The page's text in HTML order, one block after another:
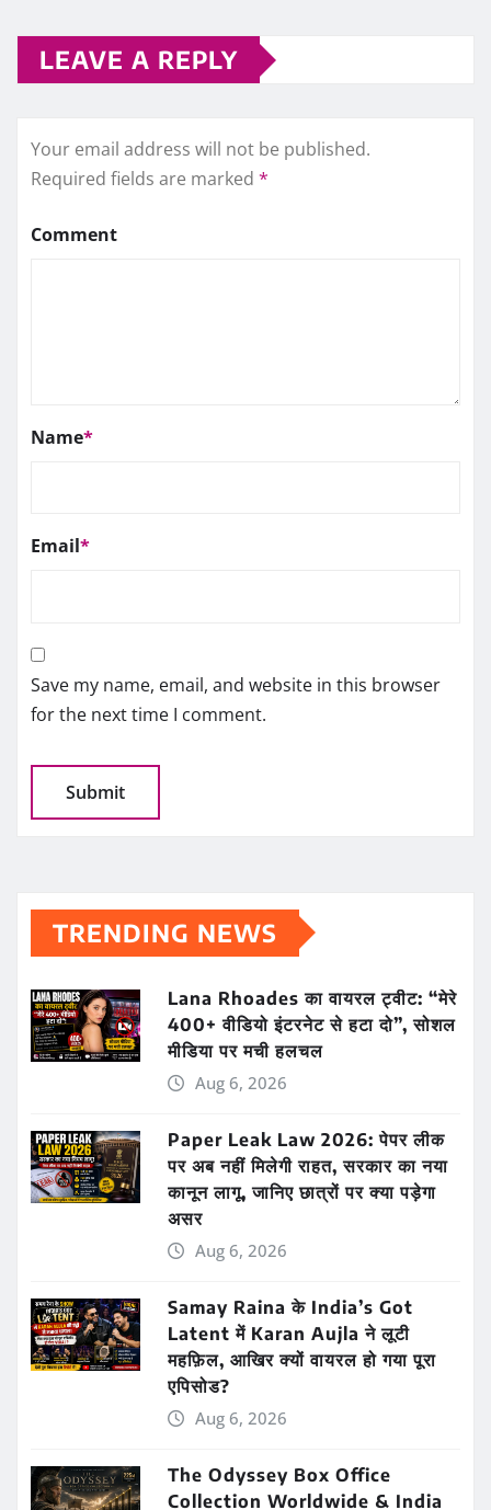
LEAVE A REPLY
Your email address will not be published.
Required fields are marked *
Comment
Name*
Email*
Save my name, email, and website in this browser
for the next time I comment.
TRENDING NEWS
Lana Rhoades का वायरल ट्वीट: “मेरे
400+ वीडियो इंटरनेट से हटा दो”, सोशल
मीडिया पर मची हलचल
Aug 6, 2026
Paper Leak Law 2026: पेपर लीक
पर अब नहीं मिलेगी राहत, सरकार का नया
कानून लागू, जानिए छात्रों पर क्या पड़ेगा
असर
Aug 6, 2026
Samay Raina के India’s Got
Latent में Karan Aujla ने लूटी
महफ़िल, आखिर क्यों वायरल हो गया पूरा
एपिसोड?
Aug 6, 2026
The Odyssey Box Office
Collection Worldwide & India